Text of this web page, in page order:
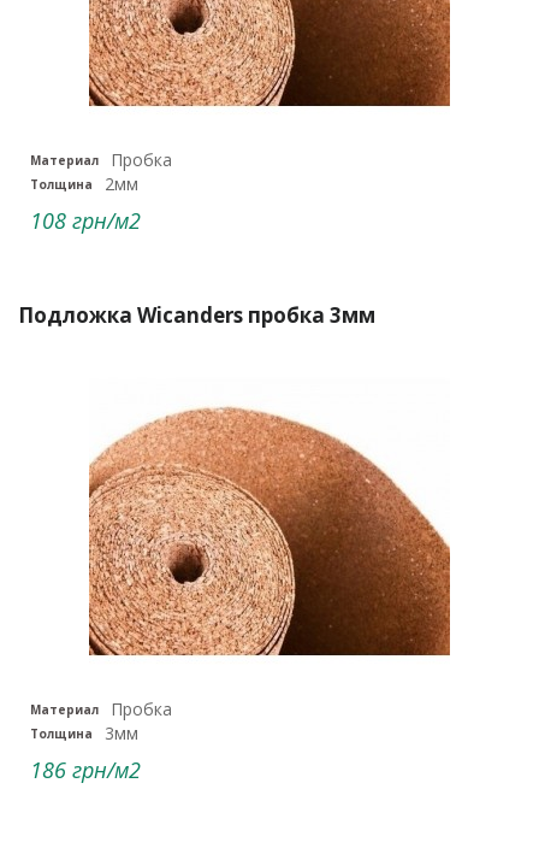
Материал Пробка
Толщина 2мм
108 грн/м2
Подложка Wicanders пробка 3мм
Материал Пробка
Толщина 3мм
186 грн/м2